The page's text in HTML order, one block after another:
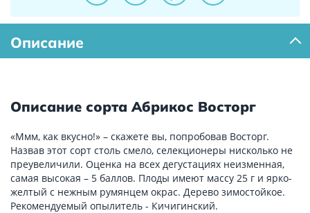
Описание
Описание сорта Абрикос Восторг
«Ммм, как вкусно!» – скажете вы, попробовав Восторг.
Назвав этот сорт столь смело, селекционеры нисколько не
преувеличили. Оценка на всех дегустациях неизменная,
самая высокая – 5 баллов. Плоды имеют массу 25 г и ярко-
желтый с нежным румянцем окрас. Дерево зимостойкое.
Рекомендуемый опылитель - Кичигинский.